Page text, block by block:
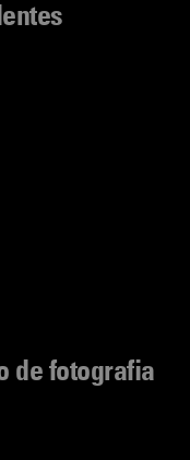
de fotografia